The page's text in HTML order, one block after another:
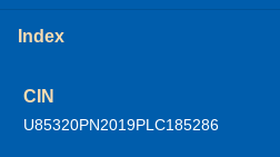
Index
CIN
U85320PN2019PLC185286